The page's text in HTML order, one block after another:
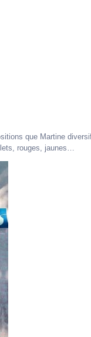
que Martine
rouges, jaunes…